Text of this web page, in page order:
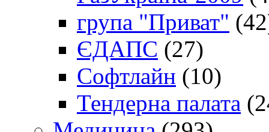
група "Приват"
ЄДАПС (27)
Софтлайн (10)
Тендерна палата